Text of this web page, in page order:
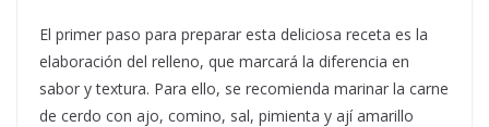
El primer paso para preparar esta deliciosa receta es la
elaboración del relleno, que marcará la diferencia en
sabor y textura. Para ello, se recomienda marinar la carne
de cerdo con ajo, comino, sal, pimienta y ají amarillo